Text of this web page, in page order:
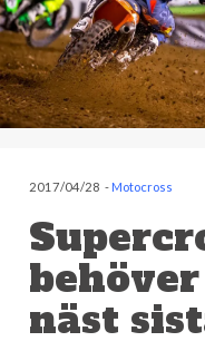
2017/04/28 -Motocross
näst